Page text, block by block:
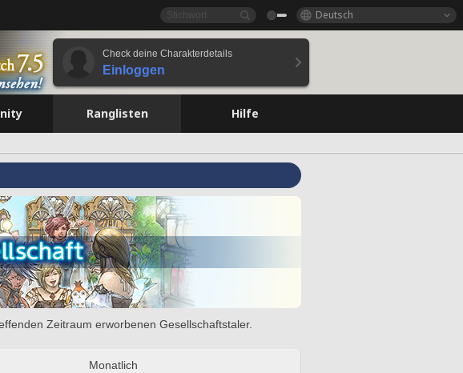
Deutsch
Check deine Charakterdetails
Einloggen
Ranglisten Hilfe
Zeitraum erworbenen Gesellschaftstaler.
Monatlich